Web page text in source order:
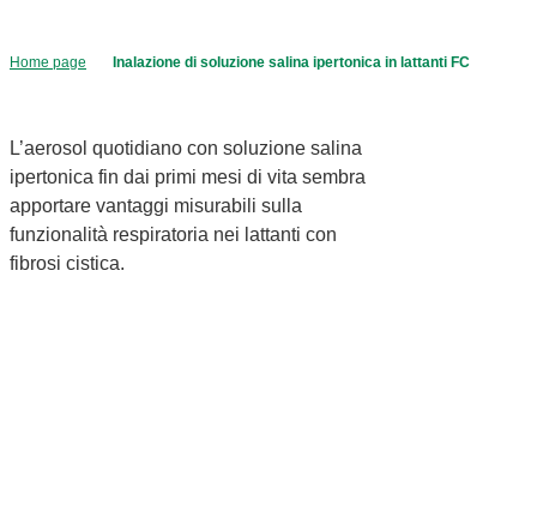
Home page Inalazione di soluzione salina ipertonica in lattanti FC
L’aerosol quotidiano con soluzione salina
ipertonica fin dai primi mesi di vita sembra
apportare vantaggi misurabili sulla
funzionalità respiratoria nei lattanti con
fibrosi cistica.